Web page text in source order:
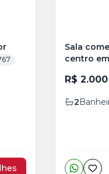
Sala
centro
R$ 2.000
2